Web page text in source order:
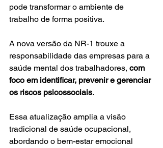
pode transformar o ambiente de
trabalho de forma positiva.
A nova versão da NR-1 trouxe a
responsabilidade das empresas para a
saúde mental dos trabalhadores, com
foco em identificar, prevenir e gerenciar
os riscos psicossociais.
Essa atualização amplia a visão
tradicional de saúde ocupacional,
abordando o bem-estar emocional